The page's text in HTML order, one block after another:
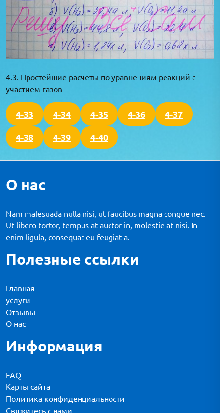
4.3. Простейшие расчеты по уравнениям реакций с
участием газов
4-33 4-34 4-35 4-36 4-37
4-38 4-39 4-40
О нас
Nam malesuada nulla nisi, ut faucibus magna congue nec.
Ut libero tortor, tempus at auctor in, molestie at nisi. In
enim ligula, consequat eu feugiat a.
Полезные ссылки
Главная
услуги
Отзывы
О нас
Информация
FAQ
Карты сайта
Политика конфиденциальности
Свяжитесь с нами